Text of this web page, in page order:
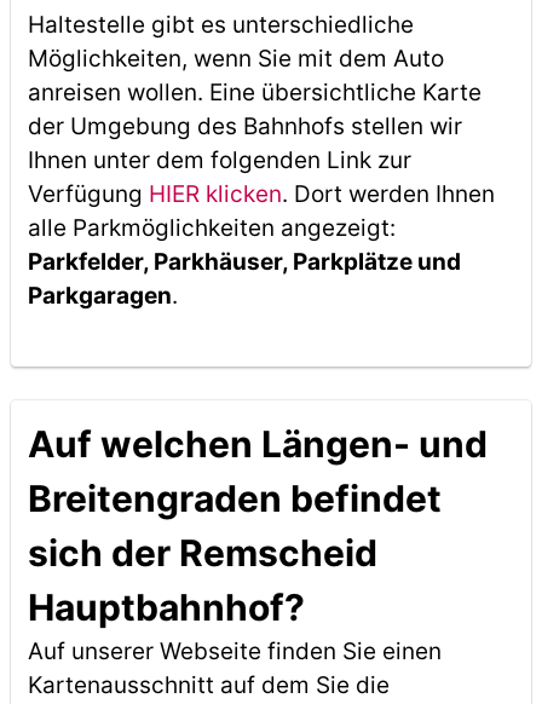
Haltestelle gibt es unterschiedliche
Möglichkeiten, wenn Sie mit dem Auto
anreisen wollen. Eine übersichtliche Karte
der Umgebung des Bahnhofs stellen wir
Ihnen unter dem folgenden Link zur
Verfügung HIER klicken. Dort werden Ihnen
alle Parkmöglichkeiten angezeigt:
Parkfelder, Parkhäuser, Parkplätze und
Parkgaragen.
Auf welchen Längen- und
Breitengraden befindet
sich der Remscheid
Hauptbahnhof?
Auf unserer Webseite finden Sie einen
Kartenausschnitt auf dem Sie die